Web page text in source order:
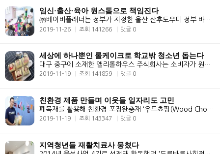
임신·출산·육아 원스톱으로 책임진다
㈜베이비플래너는 정부가 지정한 울산 산후도우미 정부 바우처 제공기관이..
2019-11-26 조회 141266 댓글 0
세상에 하나뿐인 롤케이크로 학교밖 청소년 돕는다
대구 중구에 소재한 앨리롤하우스 주식회사는 소비자가 원하는 문구나 그림..
2019-11-19 조회 141859 댓글 0
친환경 제품 만들며 이웃들 일자리도 고민
폐목재를 활용해 친환경 포장완충재 ‘우드쵸핑(Wood Chopping)’을 만드는..
2019-11-19 조회 143347 댓글 0
지역청년들 재활치료사 뭉쳤다